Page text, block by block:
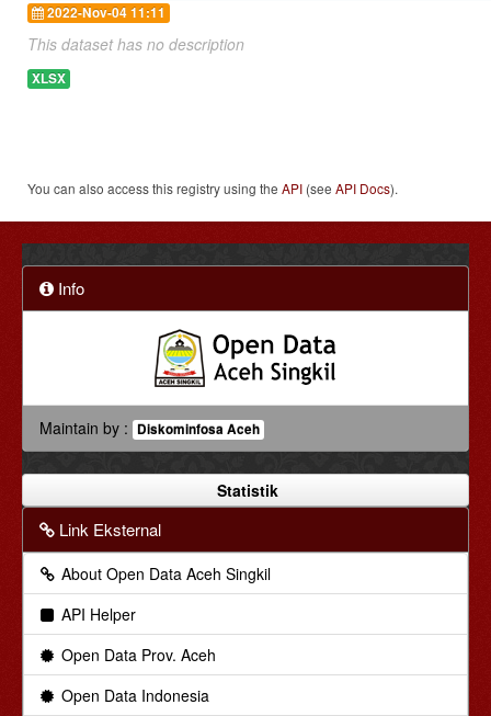
2022-Nov-04 11:11
This dataset has no description
XLSX
You can also access this registry using the API (see API Docs).
Info
Maintain by : Diskominfosa Aceh
Statistik
Link Eksternal
About Open Data Aceh Singkil
API Helper
Open Data Prov. Aceh
Open Data Indonesia